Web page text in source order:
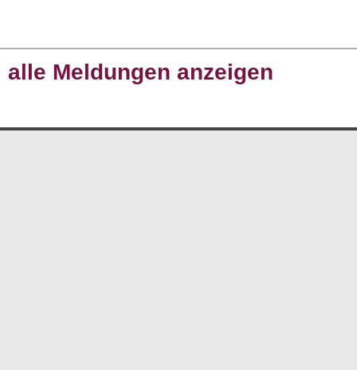
alle Meldungen anzeigen